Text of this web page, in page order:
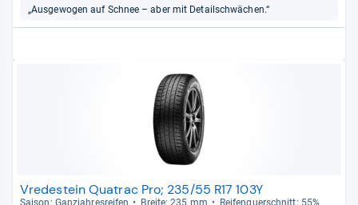
„Ausgewogen auf Schnee – aber mit Detailschwächen.“
Vredestein Quatrac Pro; 235/55 R17 103Y
Sai­son: Ganz­jah­res­rei­fen Breite: 235 mm Rei­fen­quer­schnitt: 55%